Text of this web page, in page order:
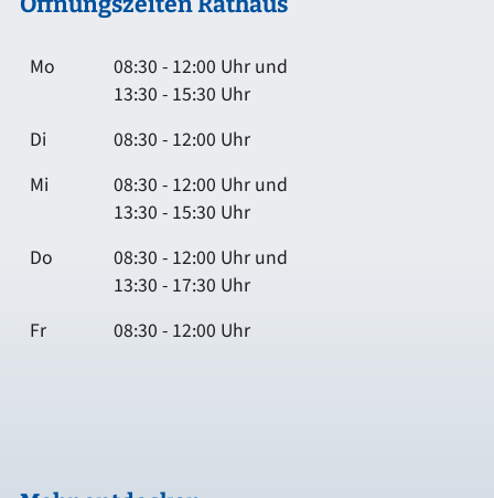
Mo
08:30 - 12:00 Uhr und
13:30 - 15:30 Uhr
Di
08:30 - 12:00 Uhr
Mi
08:30 - 12:00 Uhr und
13:30 - 15:30 Uhr
Do
08:30 - 12:00 Uhr und
13:30 - 17:30 Uhr
Fr
08:30 - 12:00 Uhr